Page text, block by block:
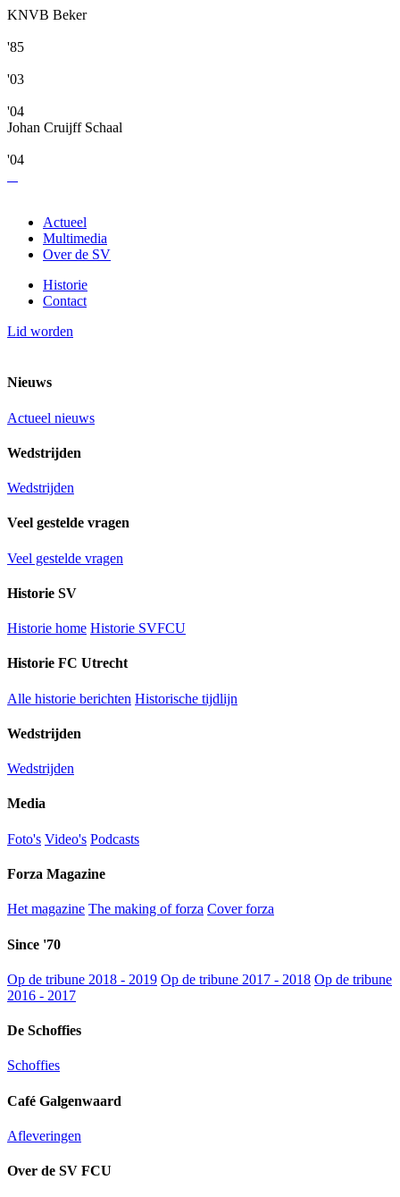
KNVB Beker
'85
'03
'04
Johan Cruijff Schaal
'04
Actueel
Multimedia
Over de SV
Historie
Contact
Lid worden
Nieuws
Actueel nieuws
Wedstrijden
Wedstrijden
Veel gestelde vragen
Veel gestelde vragen
Historie SV
Historie home Historie SVFCU
Historie FC Utrecht
Alle historie berichten Historische tijdlijn
Wedstrijden
Wedstrijden
Media
Foto's Video's Podcasts
Forza Magazine
Het magazine The making of forza Cover forza
Since '70
Op de tribune 2018 - 2019 Op de tribune 2017 - 2018 Op de tribune
2016 - 2017
De Schoffies
Schoffies
Café Galgenwaard
Afleveringen
Over de SV FCU